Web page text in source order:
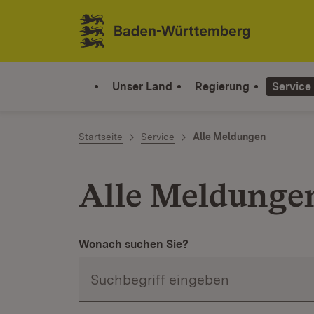
Zum Inhalt springen
Link zur Startseite
Unser Land Regierung Service
Startseite Service Alle Meldungen
Alle
Wonach suchen Sie?